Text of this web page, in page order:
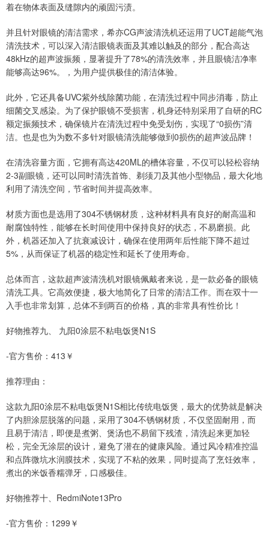
着在物体表面及缝隙内的顽固污渍。
并且针对眼镜的清洁需求，希亦CG声波清洗机还运用了UCT超能气泡
清洗技术，可以深入清洁眼镜表面及其难以触及的部分，配合高达
48kHz的超声波振频，显著提升了78%的清洗效率，并且眼镜洁净率
能够高达96%。，为用户提供极佳的清洁体验。
此外，它还具备UVC紫外线除菌功能，在清洗过程中同步消毒，防止
细菌交叉感染。为了保护眼镜不受损害，机身还特别采用了自研的RC
额定振频技术，确保镜片在清洗过程中免受划伤，实现了“0损伤”清
洁。也是也为为数不多针对眼镜清洗能够做到0损伤的超声波品牌！
在清洗容量方面，它拥有高达420ML的槽体容量，不仅可以轻松容纳
2-3副眼镜，还可以同时清洗首饰、剃须刀及其他小型物品，最大化地
利用了清洗空间，节省时间并提高效率。
材质方面也是选用了304不锈钢材质，这种材料具有良好的耐高温和
耐腐蚀特性，能够在长时间使用中保持良好的状态，不易磨损。此
外，机器还加入了抗衰减设计，确保在使用两年后性能下降不超过
5%，从而保证了机器的稳定性和延长了使用寿命。
总体而言，这款超声波清洗机对眼镜佩戴者来说，是一款必备的眼镜
清洗工具。它高效便捷，极大地简化了日常的清洁工作。而在双十一
入手也非常划算，总体不到两百的价格，真的非常具有性价比！
好物推荐九、 九阳0涂层不粘电饭煲N1S
-官方售价：413￥
推荐理由：
这款九阳0涂层不粘电饭煲N1S相比传统电饭煲，最大的优势就是解决
了内胆涂层脱落的问题，采用了304不锈钢材质，不仅坚固耐用，而
且易于清洁，即便是煮粥、煲汤也不易留下残渣，清洗起来更加轻
松，完全无涂层的设计，避免了潜在的健康风险。通过风冷精准控温
和点阵微坑水润膜技术，实现了不粘的效果，同时提高了烹饪效率，
煮出的米饭香糯弹牙，口感极佳。
好物推荐十、RedmiNote13Pro
-官方售价：1299￥